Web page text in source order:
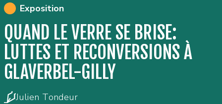
Exposition
QUAND LE VERRE SE BRISE:
LUTTES ET RECONVERSIONS À
GLAVERBEL-GILLY
Julien Tondeur